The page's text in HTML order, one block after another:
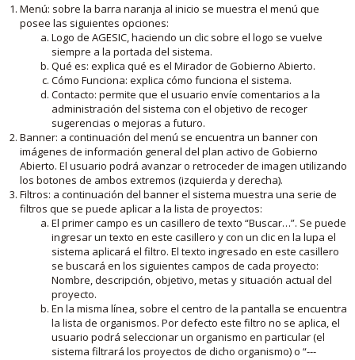
Menú: sobre la barra naranja al inicio se muestra el menú que
posee las siguientes opciones:
Logo de AGESIC, haciendo un clic sobre el logo se vuelve
siempre a la portada del sistema.
Qué es: explica qué es el Mirador de Gobierno Abierto.
Cómo Funciona: explica cómo funciona el sistema.
Contacto: permite que el usuario envíe comentarios a la
administración del sistema con el objetivo de recoger
sugerencias o mejoras a futuro.
Banner: a continuación del menú se encuentra un banner con
imágenes de información general del plan activo de Gobierno
Abierto. El usuario podrá avanzar o retroceder de imagen utilizando
los botones de ambos extremos (izquierda y derecha).
Filtros: a continuación del banner el sistema muestra una serie de
filtros que se puede aplicar a la lista de proyectos:
El primer campo es un casillero de texto “Buscar…”. Se puede
ingresar un texto en este casillero y con un clic en la lupa el
sistema aplicará el filtro. El texto ingresado en este casillero
se buscará en los siguientes campos de cada proyecto:
Nombre, descripción, objetivo, metas y situación actual del
proyecto.
En la misma línea, sobre el centro de la pantalla se encuentra
la lista de organismos. Por defecto este filtro no se aplica, el
usuario podrá seleccionar un organismo en particular (el
sistema filtrará los proyectos de dicho organismo) o “---